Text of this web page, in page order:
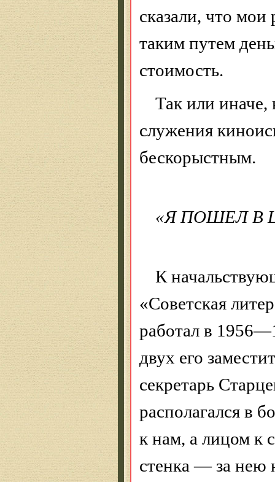
сказали, что
таким путем
стоимость.
Так или
служения
бескорыстным.
«Я ПОШЕЛ В
К
«Советская
работал в
двух его
секретарь
располагался в
к нам, а лицом к
стенка — за нею